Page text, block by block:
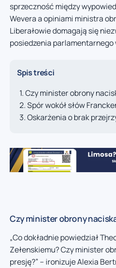
sprzeczność między
Wevera a opiniami ministra
Liberałowie domagają się
posiedzenia parlamentarnego
Spis treści
Czy minister obrony
Spór wokół słów
Oskarżenia o brak
Czy minister obrony
„Co dokładnie powiedział
Zełenskiemu? Czy minister
presję?” – ironizuje Alexia